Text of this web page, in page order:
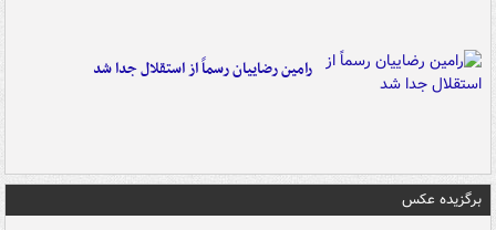
رامین رضاییان رسماً از استقلال جدا شد
برگزیده عکس